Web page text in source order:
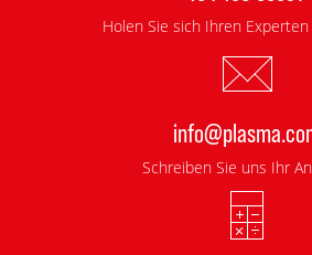
Holen Sie sich Ihren
Schreiben Sie uns Ihr